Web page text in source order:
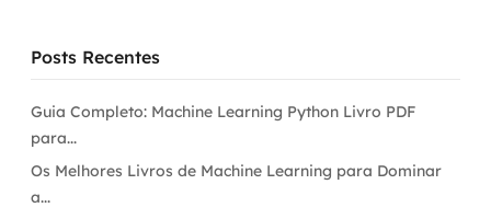
Posts Recentes
Guia Completo: Machine Learning Python Livro PDF
para...
Os Melhores Livros de Machine Learning para Dominar
a...